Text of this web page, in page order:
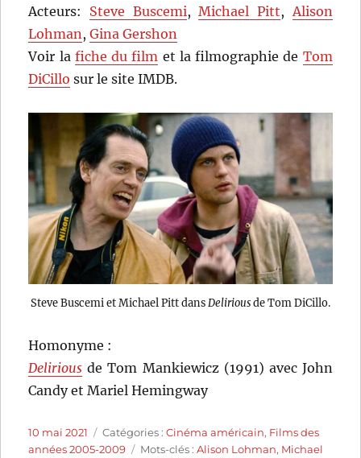
Acteurs: Steve Buscemi,Michael Pitt,Alison
Lohman,Gina Gershon
Voir la fiche du film et la filmographie de Tom
DiCillo sur le site IMDB.
Steve Buscemi et Michael Pitt dans Deliriousde Tom DiCillo.
Homonyme :
Delirious de Tom Mankiewicz (1991) avec John
Candy et Mariel Hemingway
Publié
le
10 mai 2021 Catégories
Catégories :Cinéma américain, Films des
années 2005-2009
Étiquettes
Mots-clés :Alison Lohman, Michael